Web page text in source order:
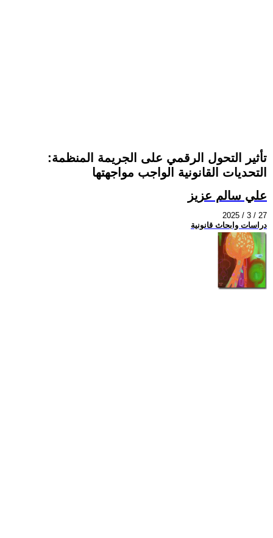
تأثير التحول الرقمي على الجريمة المنظمة:
التحديات القانونية الواجب مواجهتها
علي سالم عزيز
2025 / 3 / 27
دراسات وابحاث قانونية